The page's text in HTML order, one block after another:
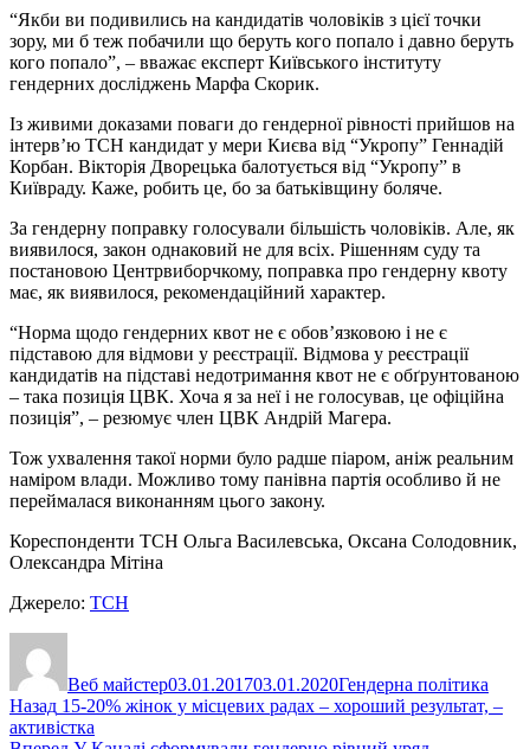
“Якби ви подивились на кандидатів чоловіків з цієї точки
зору, ми б теж побачили що беруть кого попало і давно беруть
кого попало”, – вважає експерт Київського інституту
гендерних досліджень Марфа Скорик.
Із живими доказами поваги до гендерної рівності прийшов на
інтерв’ю ТСН кандидат у мери Києва від “Укропу” Геннадій
Корбан. Вікторія Дворецька балотується від “Укропу” в
Київраду. Каже, робить це, бо за батьківщину боляче.
За гендерну поправку голосували більшість чоловіків. Але, як
виявилося, закон однаковий не для всіх. Рішенням суду та
постановою Центрвиборчкому, поправка про гендерну квоту
має, як виявилося, рекомендаційний характер.
“Норма щодо гендерних квот не є обов’язковою і не є
підставою для відмови у реєстрації. Відмова у реєстрації
кандидатів на підставі недотримання квот не є обґрунтованою
– така позиція ЦВК. Хоча я за неї і не голосував, це офіційна
позиція”, – резюмує член ЦВК Андрій Магера.
Тож ухвалення такої норми було радше піаром, аніж реальним
наміром влади. Можливо тому панівна партія особливо й не
переймалася виконанням цього закону.
Кореспонденти ТСН Ольга Василевська, Оксана Солодовник,
Олександра Мітіна
Джерело: ТСН
Веб майстер03.01.201703.01.2020Гендерна політика
Навігація
записів
Назад Попередній
запис:
15-20% жінок у місцевих радах – хороший результат, –
активістка